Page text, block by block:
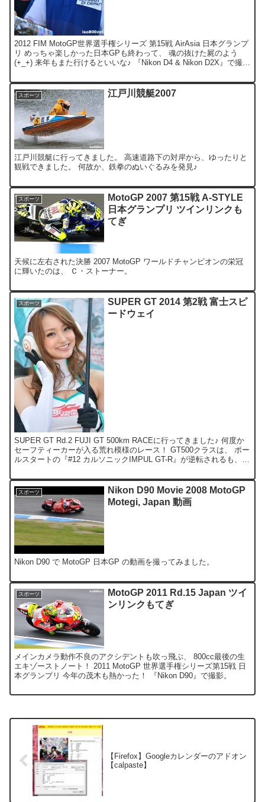
2012 FIM MotoGP世界選手権シリーズ 第15戦 AirAsia 日本グランプ
リ めっちゃ楽しかった日本GPも終わって、 魂の抜けた屍のよう
(+_+) 来年もまた行けるといいな♪ 『Nikon D4 & Nikon D2X』で撮
スポーツ 江戸川競艇2007
江戸川競艇に行ってきました。 高速道路下の対岸から、ゆったりと
観戦できました。 何故か、鉄拳のぬいぐるみを発見♪
スポーツ
MotoGP 2007 第15戦 A-STYLE
日本グランプリ ツインリンクも
てぎ
天候に左右された決勝 2007 MotoGP ワールドチャンピオンの栄冠
に輝いたのは、 Ｃ・ストーナー。
スポーツ
SUPER GT 2014 第2戦 富士スピ
ードウェイ
SUPER GT Rd.2 FUJI GT 500km RACEに行ってきました♪ 何度か
セーフティーカーが入る荒れ模様のレース！ GT500クラスは、 ポー
ルスタートの『#12 カルソニックIMPUL GT-R』が逆転されるも、
スポーツ
Nikon D90 Movie 2008 MotoGP
Motegi, Japan 動画
Nikon D90 で MotoGP 日本GP の動画を撮ってみました。
スポーツ
MotoGP 2011 Rd.15 Japan ツイ
ンリンクもてぎ
メインカメラ動作不良のアクシデントも吹っ飛ぶ、 800cc最後の生
エキゾーストノート！ 2011 MotoGP 世界選手権シリーズ第15戦 日
本グランプリ 今年の茂木も熱かった！ 『Nikon D90』で撮影。
【Firefox】Googleカレンダーのアドオン
【calpaste】